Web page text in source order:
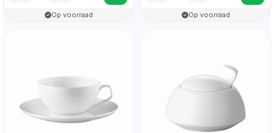
Op voorraad Op voorraad